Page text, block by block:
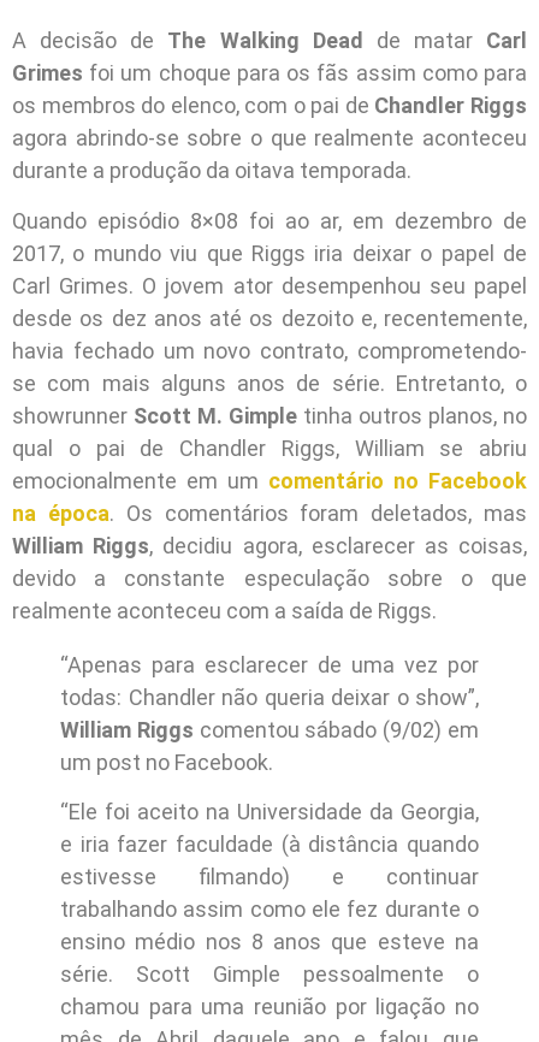
A decisão de The Walking Dead de matar Carl
Grimes foi um choque para os fãs assim como para
os membros do elenco, com o pai de Chandler Riggs
agora abrindo-se sobre o que realmente aconteceu
durante a produção da oitava temporada.
Quando episódio 8×08 foi ao ar, em dezembro de
2017, o mundo viu que Riggs iria deixar o papel de
Carl Grimes. O jovem ator desempenhou seu papel
desde os dez anos até os dezoito e, recentemente,
havia fechado um novo contrato, comprometendo-
se com mais alguns anos de série. Entretanto, o
showrunner Scott M. Gimple tinha outros planos, no
qual o pai de Chandler Riggs, William se abriu
emocionalmente em um comentário no Facebook
na época. Os comentários foram deletados, mas
William Riggs, decidiu agora, esclarecer as coisas,
devido a constante especulação sobre o que
realmente aconteceu com a saída de Riggs.
“Apenas para esclarecer de uma vez por
todas: Chandler não queria deixar o show”,
William Riggs comentou sábado (9/02) em
um post no Facebook.
“Ele foi aceito na Universidade da Georgia,
e iria fazer faculdade (à distância quando
estivesse filmando) e continuar
trabalhando assim como ele fez durante o
ensino médio nos 8 anos que esteve na
série. Scott Gimple pessoalmente o
chamou para uma reunião por ligação no